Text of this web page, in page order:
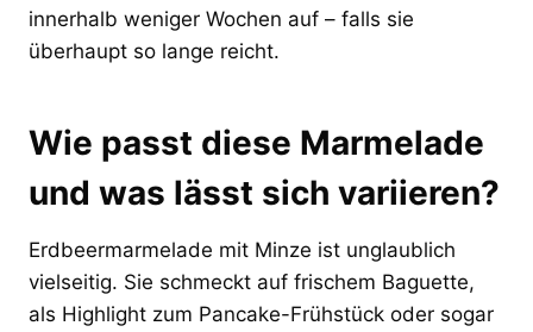
innerhalb weniger Wochen auf – falls sie
überhaupt so lange reicht.
Wie passt diese Marmelade
und was lässt sich variieren?
Erdbeermarmelade mit Minze ist unglaublich
vielseitig. Sie schmeckt auf frischem Baguette,
als Highlight zum Pancake-Frühstück oder sogar